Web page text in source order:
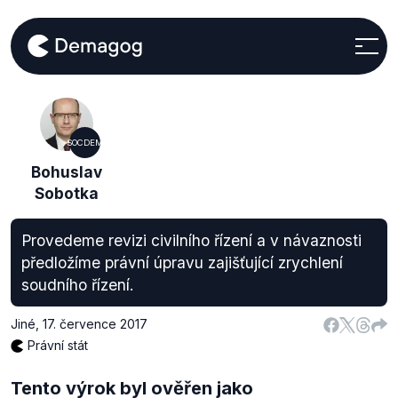
SOCDEM
Bohuslav
Sobotka
Provedeme revizi civilního řízení a v návaznosti
předložíme právní úpravu zajišťující zrychlení
soudního řízení.
Jiné 17. července 2017
Právní stát
Tento výrok byl ověřen jako